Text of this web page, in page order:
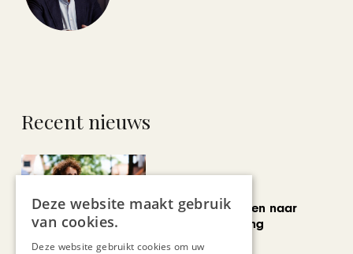
Recent nieuws
Van koopjesjagen naar
curated shopping
Deze website maakt gebruik
van cookies.
Deze website gebruikt cookies om uw